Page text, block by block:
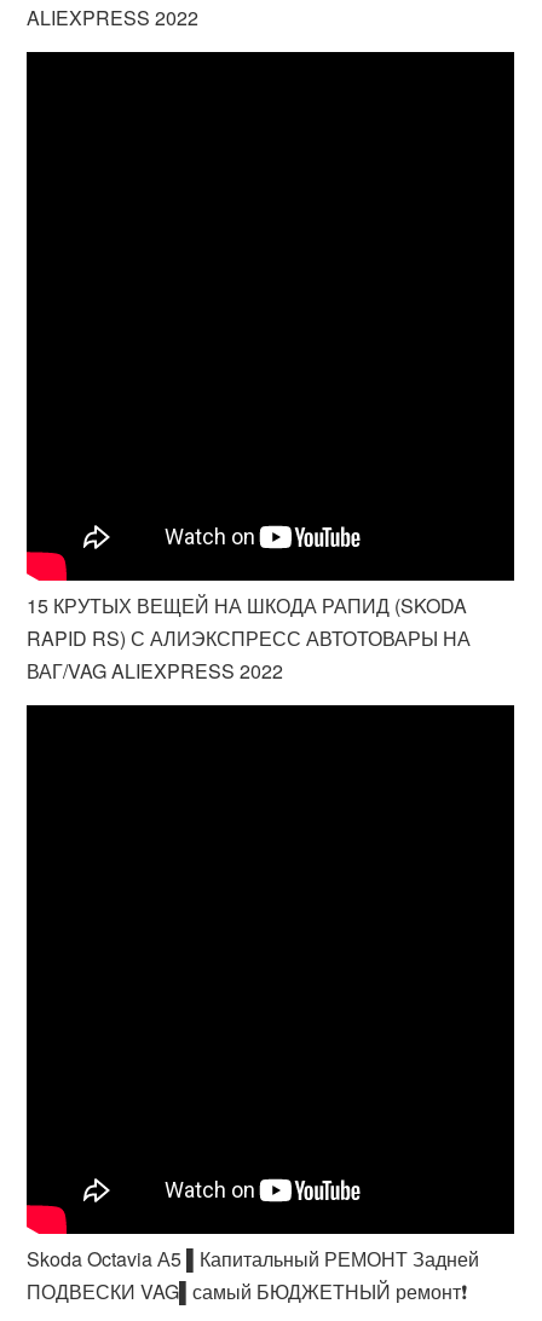
ALIEXPRESS 2022
15 КРУТЫХ ВЕЩЕЙ НА ШКОДА РАПИД (SKODA
RAPID RS) С АЛИЭКСПРЕСС АВТОТОВАРЫ НА
ВАГ/VAG ALIEXPRESS 2022
Skoda Octavia А5 ▌Капитальный РЕМОНТ Задней
ПОДВЕСКИ VAG▌самый БЮДЖЕТНЫЙ ремонт❗